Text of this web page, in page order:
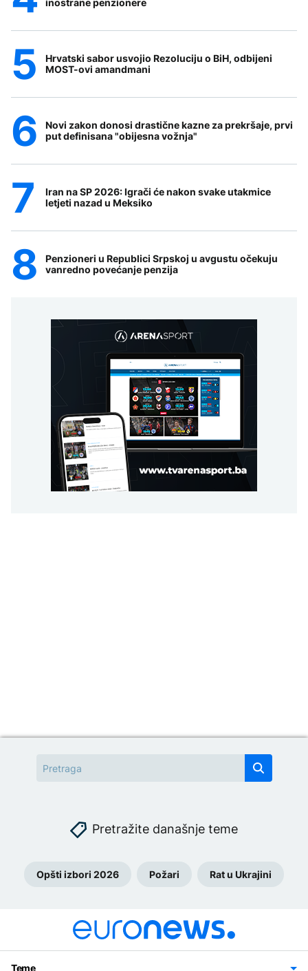
inostrane penzionere
Hrvatski sabor usvojio Rezoluciju o BiH, odbijeni
MOST-ovi amandmani
Novi zakon donosi drastične kazne za prekršaje, prvi
put definisana "obijesna vožnja"
Iran na SP 2026: Igrači će nakon svake utakmice
letjeti nazad u Meksiko
Penzioneri u Republici Srpskoj u avgustu očekuju
vanredno povećanje penzija
Pretražite današnje teme
Opšti izbori 2026 Požari Rat u Ukrajini
Teme